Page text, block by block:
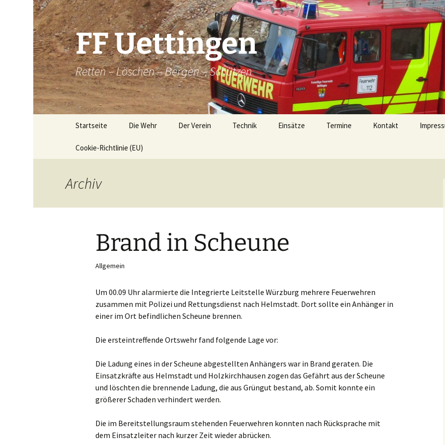
Zum
Inhalt
springen
FF Uettingen
Retten – Löschen – Bergen – Schützen
Startseite Die Wehr
Die Wehr
First Responder
Nachwuchs gesucht!
Der Verein Technik Einsätze
Einsätze 2022
Einsätze 2019
Einsätze 2016
Einsätze 2015
Termine Kontakt
Cookie-Richtlinie (EU)
Archiv
Brand in Scheune
Allgemein
Um 00.09 Uhr alarmierte die Integrierte Leitstelle Würzburg mehrere Feuerwehren
zusammen mit Polizei und Rettungsdienst nach Helmstadt. Dort sollte ein Anhänger in
einer im Ort befindlichen Scheune brennen.
Die ersteintreffende Ortswehr fand folgende Lage vor:
Die Ladung eines in der Scheune abgestellten Anhängers war in Brand geraten. Die
Einsatzkräfte aus Helmstadt und Holzkirchhausen zogen das Gefährt aus der Scheune
und löschten die brennende Ladung, die aus Grüngut bestand, ab. Somit konnte ein
größerer Schaden verhindert werden.
Die im Bereitstellungsraum stehenden Feuerwehren konnten nach Rücksprache mit
dem Einsatzleiter nach kurzer Zeit wieder abrücken.